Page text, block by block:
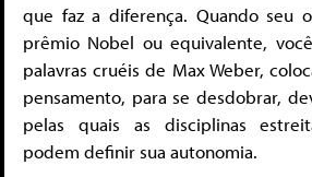
que faz a diferença. Quando seu
prêmio Nobel ou equivalente,
palavras cruéis de Max Weber,
pensamento, para se desdobrar,
pelas quais as disciplinas
podem definir sua autonomia.